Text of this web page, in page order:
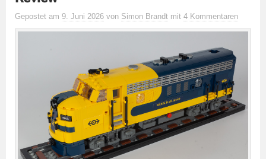
Gepostet am 9. Juni 2026 von Simon Brandt mit 4 Kommentaren